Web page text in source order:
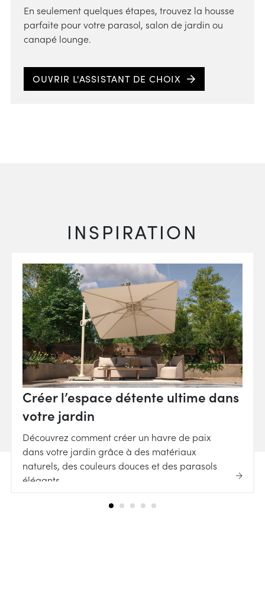
En seulement quelques étapes, trouvez la housse
parfaite pour votre parasol, salon de jardin ou
canapé lounge.
OUVRIR L'ASSISTANT DE CHOIX
INSPIRATION
Créer l’espace détente ultime dans
votre jardin
Découvrez comment créer un havre de paix
dans votre jardin grâce à des matériaux
naturels, des couleurs douces et des parasols
élégants.